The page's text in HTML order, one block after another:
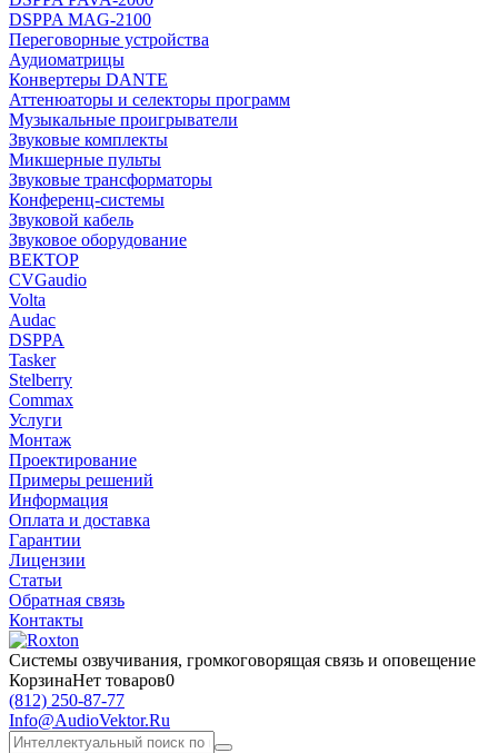
DSPPA MAG-2100
Переговорные устройства
Аудиоматрицы
Конвертеры DANTE
Аттенюаторы и селекторы программ
Музыкальные проигрыватели
Звуковые комплекты
Микшерные пульты
Звуковые трансформаторы
Конференц-системы
Звуковой кабель
Звуковое оборудование
ВЕКТОР
CVGaudio
Volta
Audac
DSPPA
Tasker
Stelberry
Commax
Услуги
Монтаж
Проектирование
Примеры решений
Информация
Оплата и доставка
Гарантии
Лицензии
Статьи
Обратная связь
Контакты
Системы озвучивания, громкоговорящая связь и оповещение
КорзинаНет товаров0
(812) 250-87-77
Info@AudioVektor.Ru